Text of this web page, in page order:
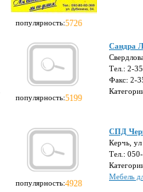
популярность:5726
популярность:5199
Сандра
Тел.: 2-
Факс: 2-
популярность:4928
СПД
Керчь,
Тел.:
Мебель